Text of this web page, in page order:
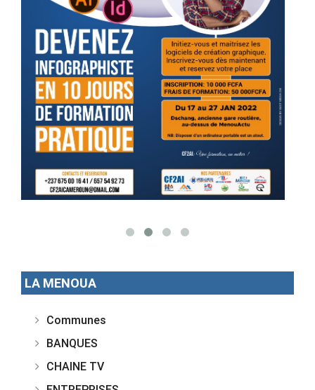
LA MENOUA
Communes
BANQUES
CHAINE TV